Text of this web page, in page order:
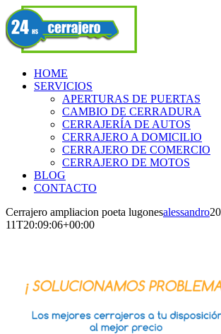
Skip
to
content
Facebook
HOME
SERVICIOS
APERTURAS DE PUERTAS
CAMBIO DE CERRADURA
CERRAJERÍA DE AUTOS
CERRAJERO A DOMICILIO
CERRAJERO DE COMERCIO
CERRAJERO DE MOTOS
BLOG
CONTACTO
Cerrajero ampliacion poeta lugonesalessandro
11T20:09:06+00:00